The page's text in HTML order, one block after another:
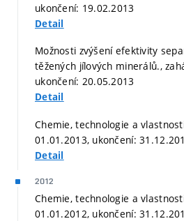
ukončení: 19.02.2013
Detail
Možnosti zvýšení efektivity
těžených jílových minerálů.,
ukončení: 20.05.2013
Detail
Chemie, technologie a
01.01.2013, ukončení:
Detail
2012
Chemie, technologie a
01.01.2012, ukončení: